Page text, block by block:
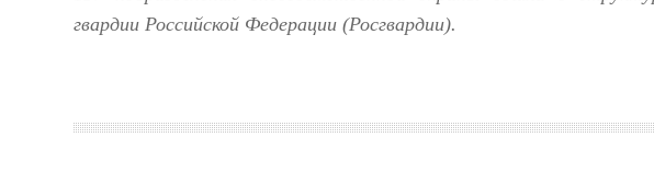
гвардии Российской Федерации (Росгвардии).